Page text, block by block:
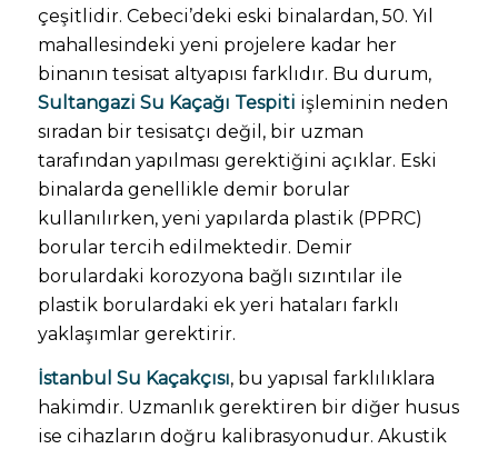
çeşitlidir. Cebeci’deki eski binalardan, 50. Yıl
mahallesindeki yeni projelere kadar her
binanın tesisat altyapısı farklıdır. Bu durum,
Sultangazi Su Kaçağı Tespiti işleminin neden
sıradan bir tesisatçı değil, bir uzman
tarafından yapılması gerektiğini açıklar. Eski
binalarda genellikle demir borular
kullanılırken, yeni yapılarda plastik (PPRC)
borular tercih edilmektedir. Demir
borulardaki korozyona bağlı sızıntılar ile
plastik borulardaki ek yeri hataları farklı
yaklaşımlar gerektirir.
İstanbul Su Kaçakçısı, bu yapısal farklılıklara
hakimdir. Uzmanlık gerektiren bir diğer husus
ise cihazların doğru kalibrasyonudur. Akustik